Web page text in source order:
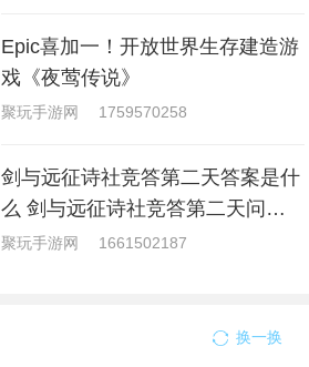
Epic喜加一！开放世界生存建造游
戏《夜莺传说》
聚玩手游网 1759570258
剑与远征诗社竞答第二天答案是什
么 剑与远征诗社竞答第二天问题
答案攻略
聚玩手游网 1661502187
换一换